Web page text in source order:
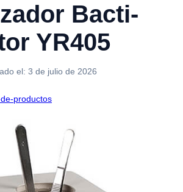
Bacti-
YR405
el: 3 de julio de 2026
productos